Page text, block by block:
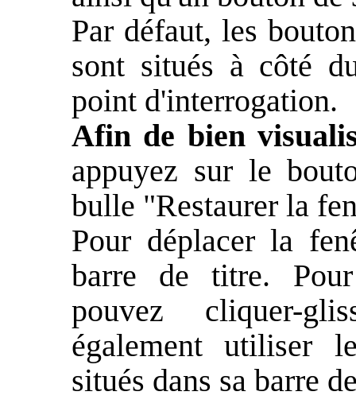
Par défaut, les
sont situés à côté
point d'interrogation.
Afin de bien
appuyez sur le
bulle "Restaurer la
Pour déplacer la
barre de titre.
pouvez cliquer-
également utiliser
situés dans sa barre